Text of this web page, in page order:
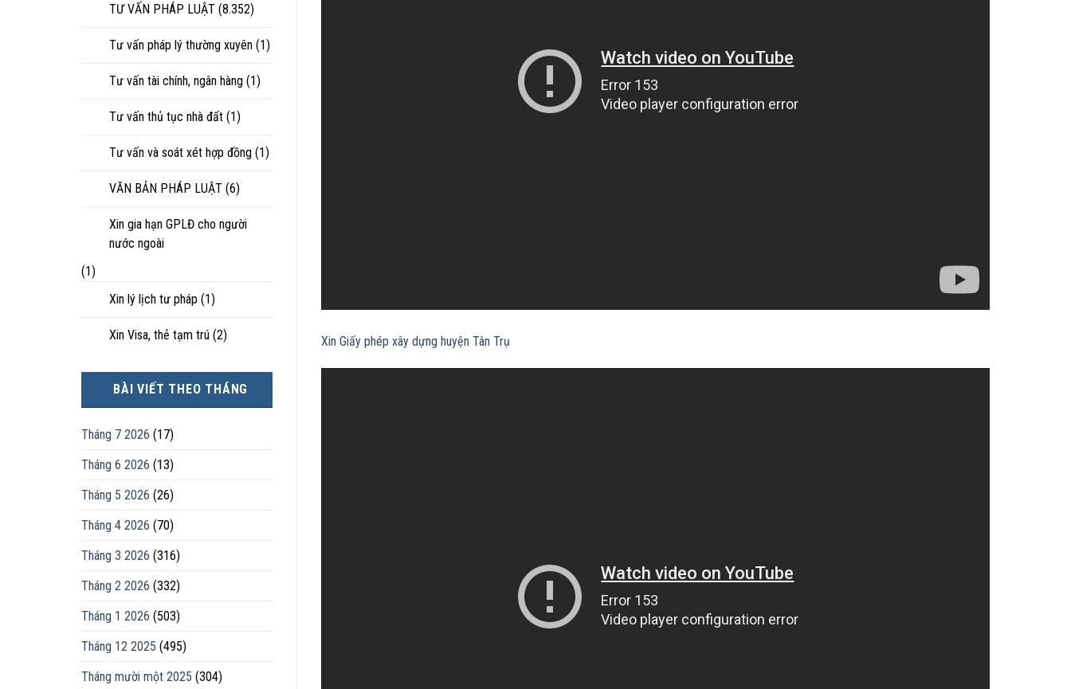
TƯ VẤN PHÁP LUẬT (8.352)
Tư vấn pháp lý thường xuyên (1)
Tư vấn tài chính, ngân hàng (1)
Tư vấn thủ tục nhà đất (1)
Tư vấn và soát xét hợp đồng (1)
VĂN BẢN PHÁP LUẬT (6)
Xin gia hạn GPLĐ cho người
nước ngoài
(1)
Xin lý lịch tư pháp (1)
Xin Visa, thẻ tạm trú (2)
BÀI VIẾT THEO THÁNG
Tháng 7 2026 (17)
Tháng 6 2026 (13)
Tháng 5 2026 (26)
Tháng 4 2026 (70)
Tháng 3 2026 (316)
Tháng 2 2026 (332)
Tháng 1 2026 (503)
Tháng 12 2025 (495)
Tháng mười một 2025 (304)
Xin Giấy phép xây dựng huyện Tân Trụ